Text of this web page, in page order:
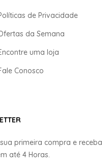
de Privacidade
da Semana
uma loja
Conosco
primeira compra e receba
até 4 Horas.